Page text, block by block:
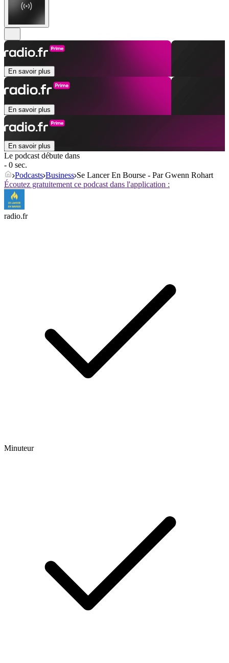
En savoir plus
En savoir plus
En savoir plus
Le podcast débute dans
- 0 sec.
Podcasts Business Se Lancer En Bourse - Par Gwenn Rohart
Écoutez gratuitement ce podcast dans l'application :
radio.fr
Minuteur